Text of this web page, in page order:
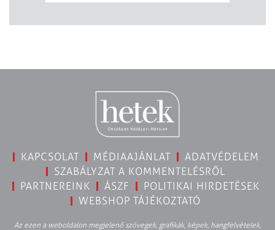
KAPCSOLAT MÉDIAAJÁNLAT
ADATVÉDELEM
SZABÁLYZAT A KOMMENTELÉSRŐL
PARTNEREINK
ÁSZF
POLITIKAI HIRDETÉSEK
WEBSHOP TÁJÉKOZTATÓ
Az ezen a weboldalon megjelenő szövegek, grafikák, képek, hangfelvételek,